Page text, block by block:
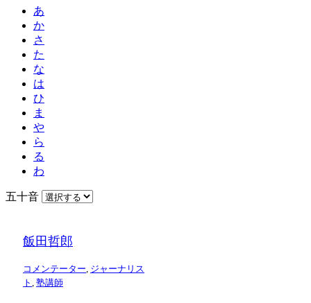
あ
か
さ
た
な
は
ひ
ま
や
ら
る
わ
五十音
飯田哲郎
コメンテーター, ジャーナリス
ト , 塾講師